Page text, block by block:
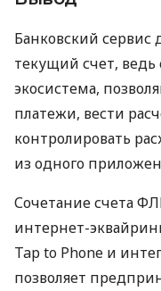
Банковский
текущий счет,
экосистема,
платежи, вести
контролировать
из одного
Сочетание счета
интернет-
Tap to Phone и
позволяет